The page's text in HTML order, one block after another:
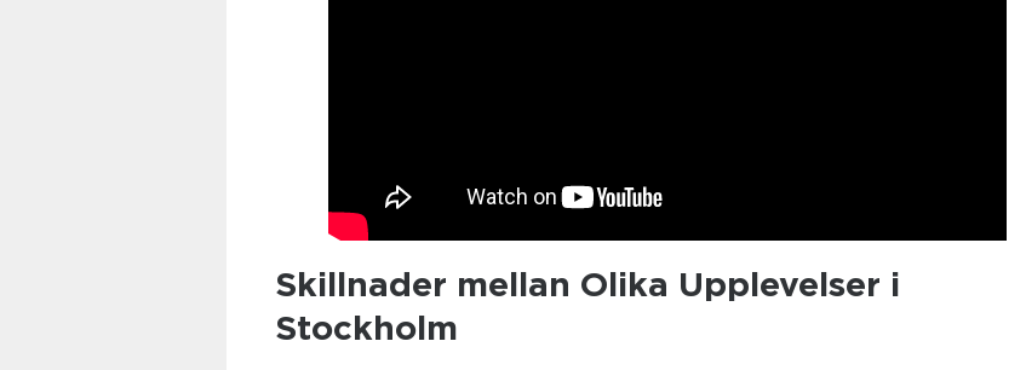
Skillnader mellan Olika Upplevelser i
Stockholm